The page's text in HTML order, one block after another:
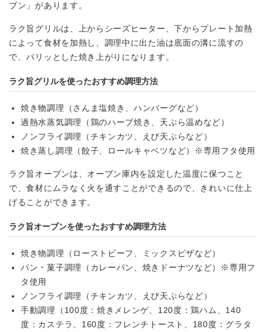
ブン」があります。
ラク旨グリルは、上からシーズヒーター、下からプレート加熱
によって食材を加熱し、調理中に出た油は底面の溝に流すの
で、パリッとした焼き上がりになります。
ラク旨グリルを使ったおすすめ調理方法
焼き物調理（さんま塩焼き、ハンバーグなど）
過熱水蒸気調理（鶏のハーブ焼き、天ぷら温めなど）
ノンフライ調理（チキンカツ、えび天ぷらなど）
焼き蒸し調理（餃子、ロールキャベツなど）※専用フタ使用
ラク旨オーブンは、オーブン庫内を設定した温度に保つこと
で、食材にムラなく火を通すことができるので、きれいに仕上
げることができます。
ラク旨オーブンを使ったおすすめ調理方法
焼き物調理（ローストビーフ、ミックスピザなど）
パン・菓子調理（カレーパン、焼きドーナツなど）※専用フ
タ使用
ノンフライ調理（チキンカツ、えび天ぷらなど）
手動調理（100度：焼きメレンゲ、120度：鶏ハム、140
度：カステラ、160度：フレンチトースト、180度：グラタ